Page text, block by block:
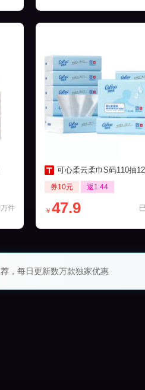
件
可心柔云柔巾S码110抽12包保湿
券10元 返1.44
￥ 47.9
，每日更新数万款独家优惠